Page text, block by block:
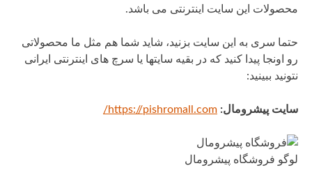
محصولات این سایت اینترنتی می باشد.
حتما سری به این سایت بزنید، شاید شما هم مثل ما محصولاتی
رو اونجا پیدا کنید که در بقیه سایتها یا سرچ های اینترنتی ایرانی
نتونید ببینید:
سایت پیشرومال: https://pishromall.com/
لوگو فروشگاه پیشرومال